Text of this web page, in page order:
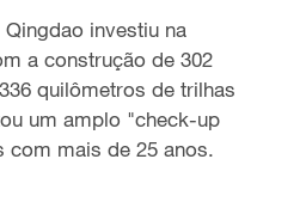
investiu na
a construção de 302
quilômetros de trilhas
um amplo "check-up
com mais de 25 anos.